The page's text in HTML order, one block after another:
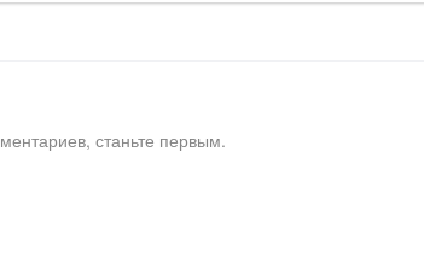
станьте первым.